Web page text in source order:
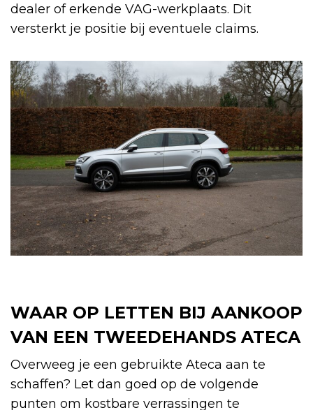
dealer of erkende VAG-werkplaats. Dit
versterkt je positie bij eventuele claims.
WAAR OP LETTEN BIJ AANKOOP
VAN EEN TWEEDEHANDS ATECA
Overweeg je een gebruikte Ateca aan te
schaffen? Let dan goed op de volgende
punten om kostbare verrassingen te